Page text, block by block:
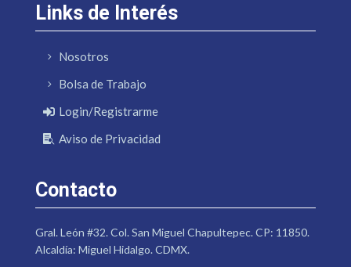
Links de Interés
Nosotros
Bolsa de Trabajo
Login/Registrarme
Aviso de Privacidad
Contacto
Gral. León #32. Col. San Miguel Chapultepec. CP: 11850.
Alcaldía: Miguel Hidalgo. CDMX.